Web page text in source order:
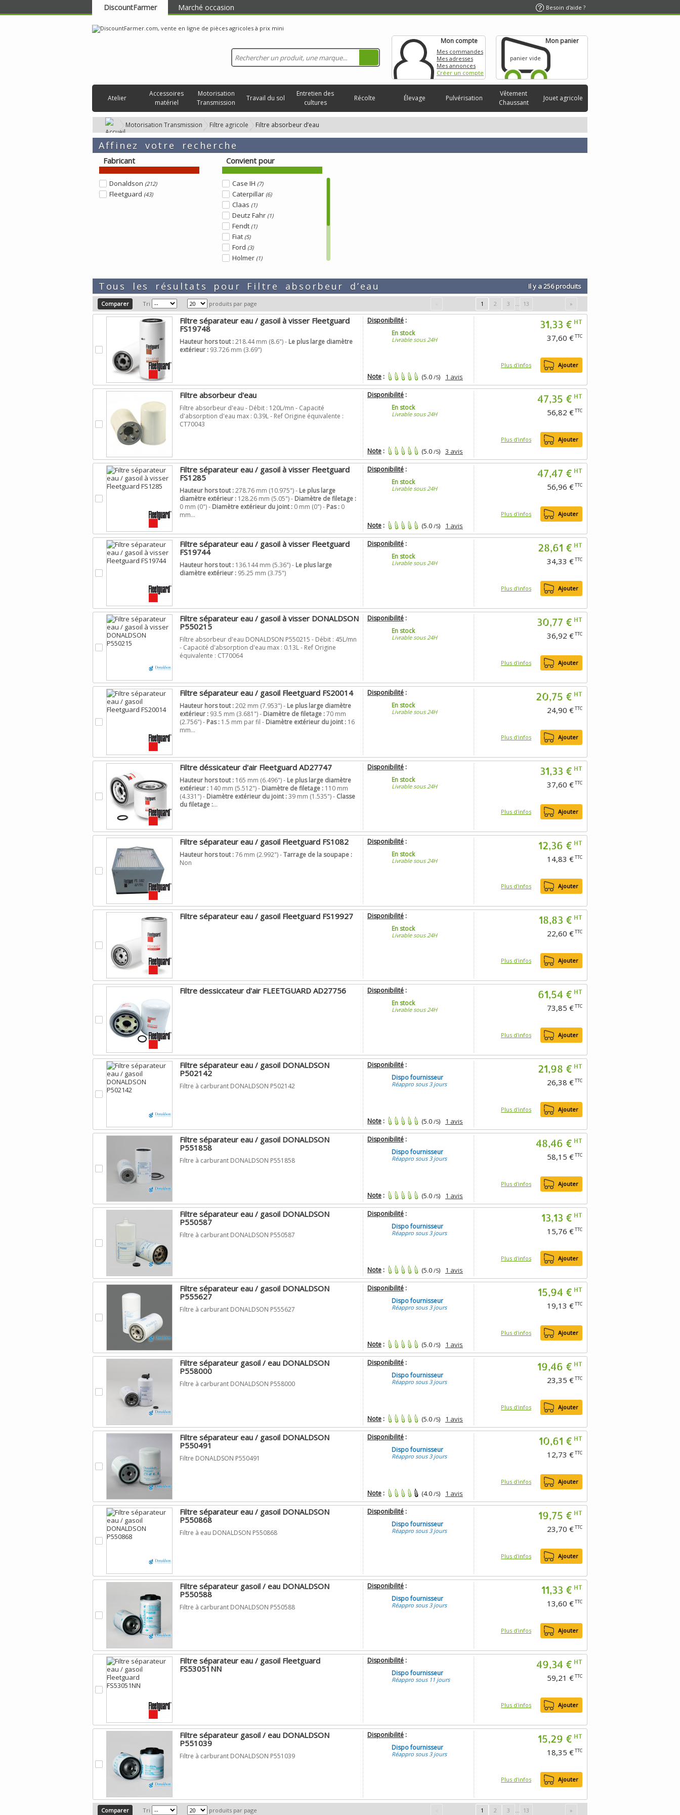
DiscountFarmer Marché occasion Besoin d'aide ?
Mon compte
Mes commandes
Mes adresses
Mes annonces
Créer un compte
Mon panier
panier vide
Atelier
Accessoires
matériel
Motorisation
Transmission
Travail du sol
Entretien des
cultures
Récolte Élevage Pulvérisation
Vêtement
Chaussant
Jouet agricole
Motorisation Transmission Filtre agricole Filtre absorbeur d’eau
Affinez votre recherche
Fabricant
Donaldson (212)
Fleetguard (43)
Convient pour
Case IH (7)
Caterpillar (6)
Claas (1)
Deutz Fahr (1)
Fendt (1)
Fiat (5)
Ford (3)
Holmer (1)
Landini(1)
New Holland (4)
Volvo(3)
Tous les résultats pour Filtre absorbeur d’eau Il y a 256 produits
1 2 3 ... 13 »
Tri produits par page
Filtre séparateur eau / gasoil à visser Fleetguard
FS19748
Hauteur hors tout :218.44 mm (8.6") - Le plus large diamètre
extérieur : 93.726 mm (3.69")
Disponibilité :
En stock
Livrable sous 24H
Note : (5.0 /5) 1 avis
31,33 € HT
37,60 €TTC
Plus d'infos Ajouter
Filtre absorbeur d'eau
Filtre absorbeur d'eau - Débit : 120L/mn - Capacité
d'absorption d'eau max : 0.39L - Ref Origine équivalente :
CT70043
Disponibilité :
En stock
Livrable sous 24H
Note : (5.0 /5) 3 avis
47,35 € HT
56,82 €TTC
Plus d'infos Ajouter
Filtre séparateur eau / gasoil à visser Fleetguard
FS1285
Hauteur hors tout :278.76 mm (10.975") - Le plus large
diamètre extérieur : 128.26 mm (5.05") - Diamètre de filetage :
0 mm (0") - Diamètre extérieur du joint : 0 mm (0") - Pas : 0
mm...
Disponibilité :
En stock
Livrable sous 24H
Note : (5.0 /5) 1 avis
47,47 € HT
56,96 €TTC
Plus d'infos Ajouter
Filtre séparateur eau / gasoil à visser Fleetguard
FS19744
Hauteur hors tout : 136.144 mm (5.36") - Le plus large
diamètre extérieur : 95.25 mm (3.75")
Disponibilité :
En stock
Livrable sous 24H
28,61 € HT
34,33 €TTC
Plus d'infos Ajouter
Filtre séparateur eau / gasoil à visser DONALDSON
P550215
Filtre absorbeur d'eau DONALDSON P550215 - Débit : 45L/mn
- Capacité d'absorption d'eau max : 0.13L - Ref Origine
équivalente : CT70064
Disponibilité :
En stock
Livrable sous 24H
30,77 € HT
36,92 €TTC
Plus d'infos Ajouter
Filtre séparateur eau / gasoil Fleetguard FS20014
Hauteur hors tout :202 mm (7.953") - Le plus large diamètre
extérieur : 93.5 mm (3.681") - Diamètre de filetage :70 mm
(2.756") - Pas : 1.5 mm par fil - Diamètre extérieur du joint : 16
mm...
Disponibilité :
En stock
Livrable sous 24H
20,75 € HT
24,90 €TTC
Plus d'infos Ajouter
Filtre déssicateur d'air Fleetguard AD27747
Hauteur hors tout : 165 mm (6.496") - Le plus large diamètre
extérieur : 140 mm (5.512") - Diamètre de filetage : 110 mm
(4.331") - Diamètre extérieur du joint :39 mm (1.535") - Classe
du filetage :...
Disponibilité :
En stock
Livrable sous 24H
31,33 € HT
37,60 €TTC
Plus d'infos Ajouter
Filtre séparateur eau / gasoil Fleetguard FS1082
Hauteur hors tout :76 mm (2.992") -Tarrage de la soupape :
Non
Disponibilité :
En stock
Livrable sous 24H
12,36 € HT
14,83 €TTC
Plus d'infos Ajouter
Filtre séparateur eau / gasoil Fleetguard FS19927 Disponibilité :
En stock
Livrable sous 24H
18,83 € HT
22,60 €TTC
Plus d'infos Ajouter
Filtre dessiccateur d'air FLEETGUARD AD27756 Disponibilité :
En stock
Livrable sous 24H
61,54 € HT
73,85 €TTC
Plus d'infos Ajouter
Filtre séparateur eau / gasoil DONALDSON
P502142
Filtre à carburant DONALDSON P502142
Disponibilité :
Dispo fournisseur
Réappro sous 3 jours
Note : (5.0 /5) 1 avis
21,98 € HT
26,38 €TTC
Plus d'infos Ajouter
Filtre séparateur eau / gasoil DONALDSON
P551858
Filtre à carburant DONALDSON P551858
Disponibilité :
Dispo fournisseur
Réappro sous 3 jours
Note : (5.0 /5) 1 avis
48,46 € HT
58,15 €TTC
Plus d'infos Ajouter
Filtre séparateur eau / gasoil DONALDSON
P550587
Filtre à carburant DONALDSON P550587
Disponibilité :
Dispo fournisseur
Réappro sous 3 jours
Note : (5.0 /5) 1 avis
13,13 € HT
15,76 €TTC
Plus d'infos Ajouter
Filtre séparateur eau / gasoil DONALDSON
P555627
Filtre à carburant DONALDSON P555627
Disponibilité :
Dispo fournisseur
Réappro sous 3 jours
Note : (5.0 /5) 1 avis
15,94 € HT
19,13 €TTC
Plus d'infos Ajouter
Filtre séparateur gasoil / eau DONALDSON
P558000
Filtre à carburant DONALDSON P558000
Disponibilité :
Dispo fournisseur
Réappro sous 3 jours
Note : (5.0 /5) 1 avis
19,46 € HT
23,35 €TTC
Plus d'infos Ajouter
Filtre séparateur eau / gasoil DONALDSON
P550491
Filtre DONALDSON P550491
Disponibilité :
Dispo fournisseur
Réappro sous 3 jours
Note : (4.0 /5) 1 avis
10,61 € HT
12,73 €TTC
Plus d'infos Ajouter
Filtre séparateur eau / gasoil DONALDSON
P550868
Filtre à eau DONALDSON P550868
Disponibilité :
Dispo fournisseur
Réappro sous 3 jours
19,75 € HT
23,70 €TTC
Plus d'infos Ajouter
Filtre séparateur gasoil / eau DONALDSON
P550588
Filtre à carburant DONALDSON P550588
Disponibilité :
Dispo fournisseur
Réappro sous 3 jours
11,33 € HT
13,60 €TTC
Plus d'infos Ajouter
Filtre séparateur eau / gasoil Fleetguard
FS53051NN
Disponibilité :
Dispo fournisseur
Réappro sous 11 jours
49,34 € HT
59,21 €TTC
Plus d'infos Ajouter
Filtre séparateur gasoil / eau DONALDSON
P551039
Filtre à carburant DONALDSON P551039
Disponibilité :
Dispo fournisseur
Réappro sous 3 jours
15,29 € HT
18,35 €TTC
Plus d'infos Ajouter
1 2 3 ... 13 »
Tri produits par page